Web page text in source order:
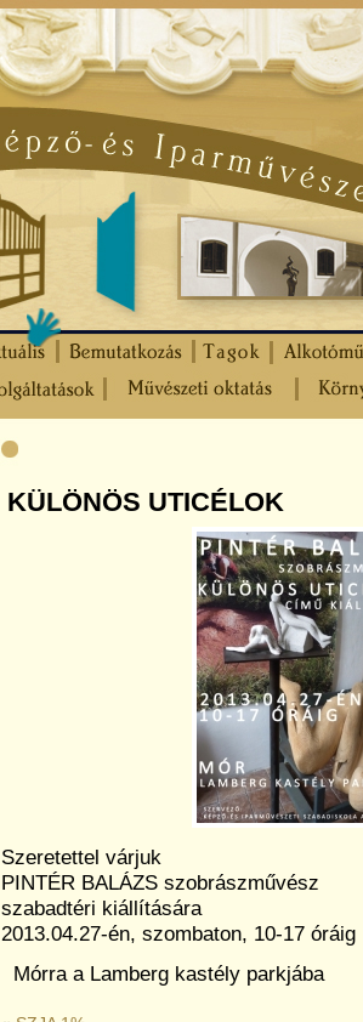
KÜLÖNÖS UTICÉLOK
Szeretettel várjuk
PINTÉR BALÁZS szobrászművész
szabadtéri kiállítására
2013.04.27-én, szombaton, 10-17 óráig
Mórra a Lamberg kastély parkjába